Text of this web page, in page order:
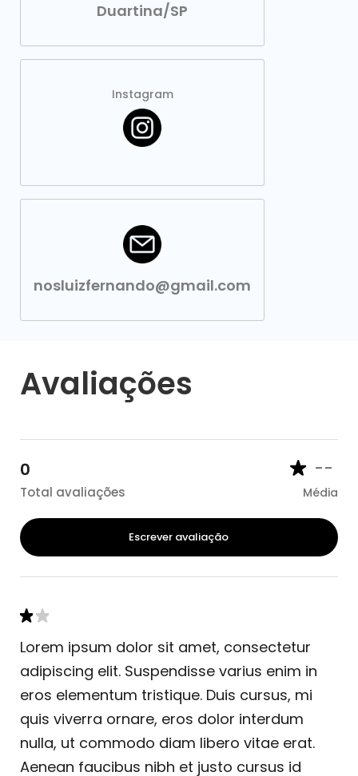
Duartina/SP
Instagram
nosluizfernando@gmail.com
Avaliações
0
Total avaliações
--
Média
Escrever avaliação
Lorem ipsum dolor sit amet, consectetur
adipiscing elit. Suspendisse varius enim in
eros elementum tristique. Duis cursus, mi
quis viverra ornare, eros dolor interdum
nulla, ut commodo diam libero vitae erat.
Aenean faucibus nibh et justo cursus id